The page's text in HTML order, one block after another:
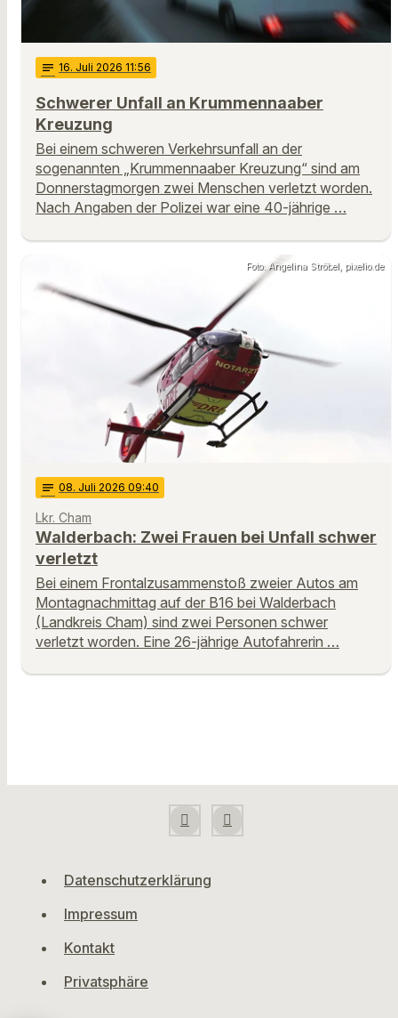
notes 16. Juli 2026 11:56
Schwerer Unfall an Krummennaaber
Kreuzung
Bei einem schweren Verkehrsunfall an der
sogenannten „Krummennaaber Kreuzung“ sind am
Donnerstagmorgen zwei Menschen verletzt worden.
Nach Angaben der Polizei war eine 40-jährige …
Foto: Angelina Ströbel, pixelio.de
notes 08. Juli 2026 09:40
Lkr. Cham
Walderbach: Zwei Frauen bei Unfall schwer
verletzt
Bei einem Frontalzusammenstoß zweier Autos am
Montagnachmittag auf der B16 bei Walderbach
(Landkreis Cham) sind zwei Personen schwer
verletzt worden. Eine 26-jährige Autofahrerin …
Datenschutzerklärung
Impressum
Kontakt
Privatsphäre